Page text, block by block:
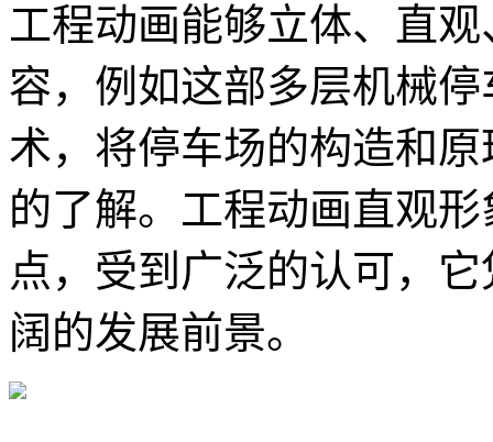
工程动画能够立体、直
容，例如这部多层机械
术，将停车场的构造和
的了解。工程动画直观
点，受到广泛的认可，
阔的发展前景。